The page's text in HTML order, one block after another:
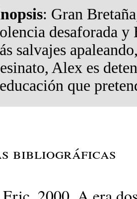
: Gran
desaforada y
salvajes
Alex es
que
bibliográficas